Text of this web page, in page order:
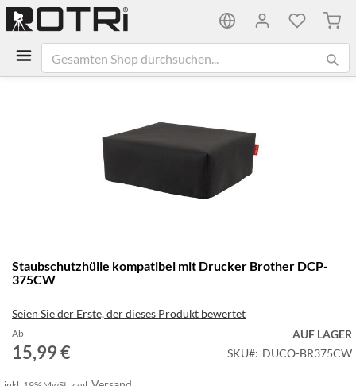
Anfang
der
springen
Staubschutzhülle kompatibel mit Drucker Brother DCP-
375CW
Seien Sie der Erste, der dieses Produkt bewertet
Ab
15,99 €
AUF LAGER
SKU
DUCO-BR375CW